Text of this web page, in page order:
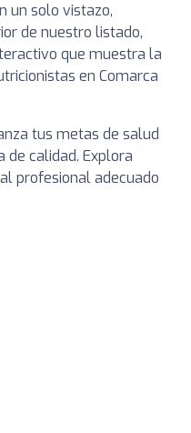
un solo vistazo,
de nuestro listado,
que muestra la
en Comarca
tus metas de salud
de calidad. Explora
profesional adecuado